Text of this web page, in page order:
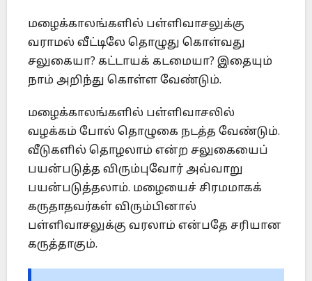
மழைக்காலங்களில் பள்ளிவாசலுக்கு
வராமல் வீட்டிலே தொழுது கொள்வது
சலுகையா? கட்டாயக் கடமையா? இதையும்
நாம் அறிந்து கொள்ள வேண்டும்.
மழைக்காலங்களில் பள்ளிவாசலில்
வழக்கம் போல் தொழுகை நடத்த வேண்டும்.
வீடுகளில் தொழலாம் என்ற சலுகையைப்
பயன்படுத்த விரும்புவோர் அவ்வாறு
பயன்படுத்தலாம். மழையைச் சிரமமாகக்
கருதாதவர்கள் விரும்பினால்
பள்ளிவாசலுக்கு வரலாம் என்பதே சரியான
கருத்தாகும்.